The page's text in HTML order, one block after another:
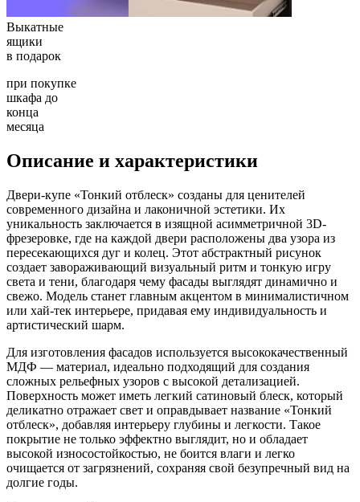
Выкатные
ящики
в подарок
при покупке
шкафа до
конца
месяца
Описание и характеристики
Двери-купе «Тонкий отблеск» созданы для ценителей
современного дизайна и лаконичной эстетики. Их
уникальность заключается в изящной асимметричной 3D-
фрезеровке, где на каждой двери расположены два узора из
пересекающихся дуг и колец. Этот абстрактный рисунок
создает завораживающий визуальный ритм и тонкую игру
света и тени, благодаря чему фасады выглядят динамично и
свежо. Модель станет главным акцентом в минималистичном
или хай-тек интерьере, придавая ему индивидуальность и
артистический шарм.
Для изготовления фасадов используется высококачественный
МДФ — материал, идеально подходящий для создания
сложных рельефных узоров с высокой детализацией.
Поверхность может иметь легкий сатиновый блеск, который
деликатно отражает свет и оправдывает название «Тонкий
отблеск», добавляя интерьеру глубины и легкости. Такое
покрытие не только эффектно выглядит, но и обладает
высокой износостойкостью, не боится влаги и легко
очищается от загрязнений, сохраняя свой безупречный вид на
долгие годы.